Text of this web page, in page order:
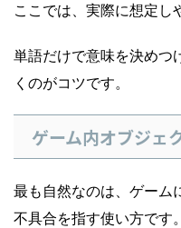
ここでは、実際に想定し
単語だけで意味を決めつ
くのがコツです。
ゲーム内オブジェ
最も自然なのは、ゲーム
不具合を指す使い方です。